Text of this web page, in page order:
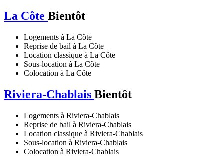
La Côte Bientôt
Logements à La Côte
Reprise de bail à La Côte
Location classique à La Côte
Sous-location à La Côte
Colocation à La Côte
Riviera-Chablais Bientôt
Logements à Riviera-Chablais
Reprise de bail à Riviera-Chablais
Location classique à Riviera-Chablais
Sous-location à Riviera-Chablais
Colocation à Riviera-Chablais